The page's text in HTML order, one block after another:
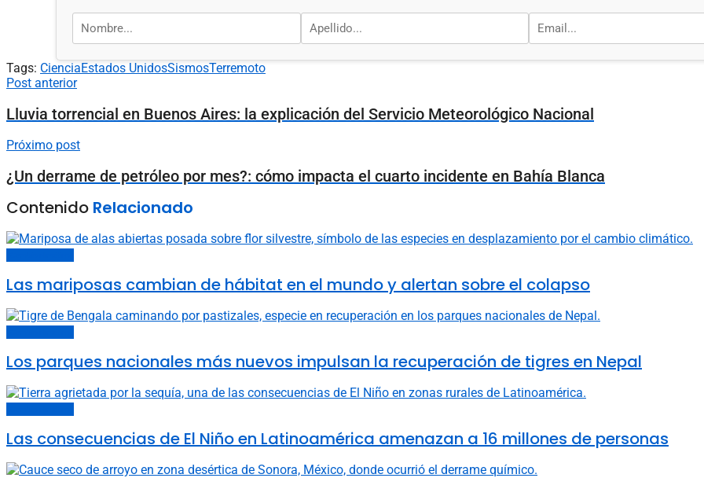
Tags: CienciaEstados UnidosSismosTerremoto
Post anterior
Lluvia torrencial en Buenos Aires: la explicación del Servicio Meteorológico Nacional
Próximo post
¿Un derrame de petróleo por mes?: cómo impacta el cuarto incidente en Bahía Blanca
Contenido Relacionado
Las mariposas cambian de hábitat en el mundo y alertan sobre el colapso
Los parques nacionales más nuevos impulsan la recuperación de tigres en Nepal
Las consecuencias de El Niño en Latinoamérica amenazan a 16 millones de personas